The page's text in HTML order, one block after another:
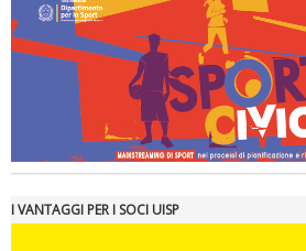
Tiziano Pesce a Radio InBlu2000
I VANTAGGI PER I SOCI UISP